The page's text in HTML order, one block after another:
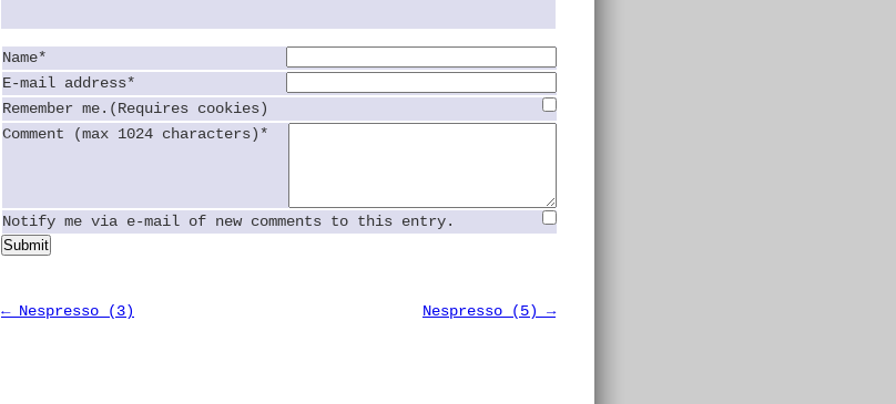
Name*
E-mail address*
Remember me.(Requires cookies)
Comment (max 1024 characters)*
Notify me via e-mail of new comments to this entry.
Submit
← Nespresso (3) Nespresso (5) →